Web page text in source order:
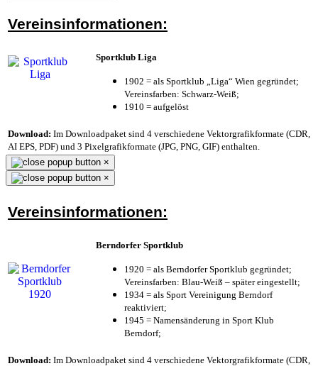
Vereinsinformationen:
Sportklub Liga
1902 = als Sportklub „Liga“ Wien gegründet;
Vereinsfarben: Schwarz-Weiß;
1910 = aufgelöst
Download: Im Downloadpaket sind 4 verschiedene Vektorgrafikformate (CDR,
AI EPS, PDF) und 3 Pixelgrafikformate (JPG, PNG, GIF) enthalten.
×
×
Vereinsinformationen:
Berndorfer Sportklub
1920 = als Berndorfer Sportklub gegründet;
Vereinsfarben: Blau-Weiß – später eingestellt;
1934 = als Sport Vereinigung Berndorf
reaktiviert;
1945 = Namensänderung in Sport Klub
Berndorf;
Download: Im Downloadpaket sind 4 verschiedene Vektorgrafikformate (CDR,